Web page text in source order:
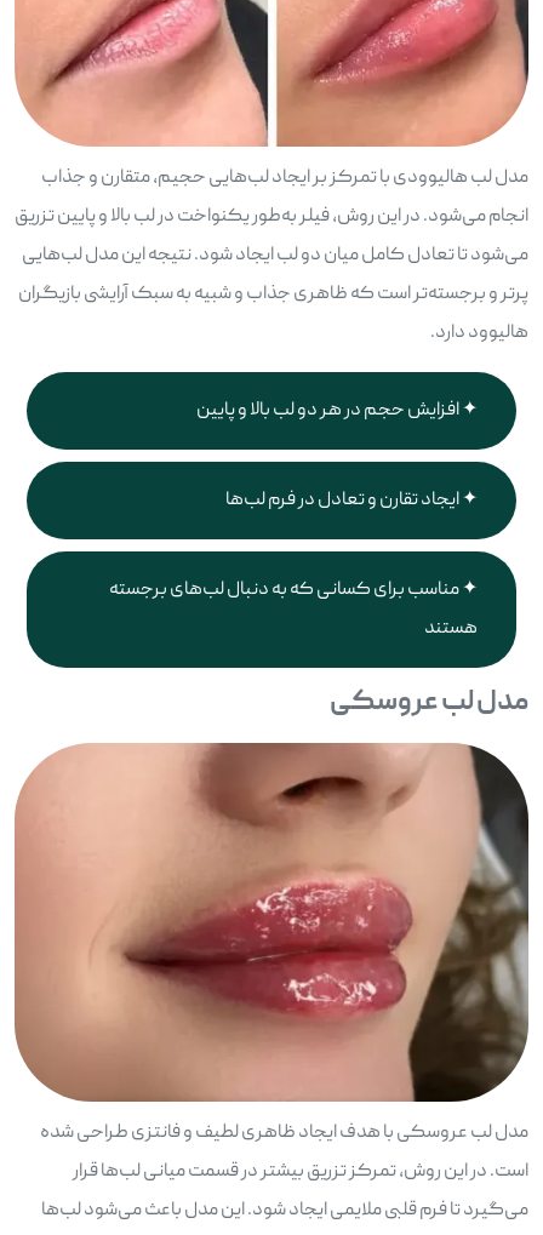
مدل لب هالیوودی با تمرکز بر ایجاد لب‌هایی حجیم، متقارن و جذاب
انجام می‌شود. در این روش، فیلر به‌طور یکنواخت در لب بالا و پایین تزریق
می‌شود تا تعادل کامل میان دو لب ایجاد شود. نتیجه این مدل لب‌هایی
پرتر و برجسته‌تر است که ظاهری جذاب و شبیه به سبک آرایشی بازیگران
هالیوود دارد.
افزایش حجم در هر دو لب بالا و پایین
ایجاد تقارن و تعادل در فرم لب‌ها
مناسب برای کسانی که به دنبال لب‌های برجسته
هستند
مدل لب عروسکی
مدل لب عروسکی با هدف ایجاد ظاهری لطیف و فانتزی طراحی شده
است. در این روش، تمرکز تزریق بیشتر در قسمت میانی لب‌ها قرار
می‌گیرد تا فرم قلبی ملایمی ایجاد شود. این مدل باعث می‌شود لب‌ها